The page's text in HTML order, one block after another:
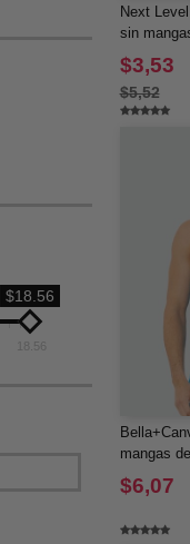
$18.56
18.56
Next
sin
$3,53
$5,52
mangas
$6,07